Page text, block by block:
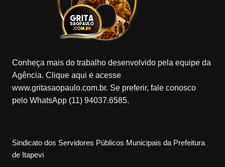
Conheça mais do trabalho desenvolvido pela equipe da
Agência. Clique aqui e acesse
www.gritasaopaulo.com.br. Se preferir, fale conosco
pelo WhatsApp (11) 94037.6585.
Sindicato dos Servidores Públicos Municipais da Prefeitura
de Itapevi